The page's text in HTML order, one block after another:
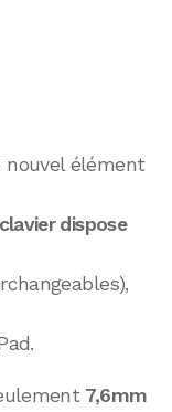
nouvel élément
clavier dispose
7,6mm